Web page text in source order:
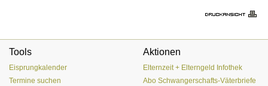
Tools
Eisprungkalender
Termine suchen
Aktionen
Elternzeit + Elterngeld Infothek
Abo Schwangerschafts-Väterbriefe